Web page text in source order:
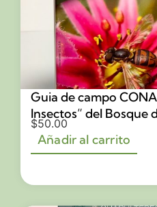
Guia de campo
Insectos” del Bosque
$50.00
Añadir al carrito